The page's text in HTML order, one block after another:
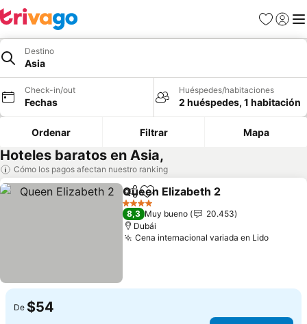
Favoritos
Iniciar
Destino
Asia
Check-in/out
Fechas
Huéspedes/habitaciones
2 huéspedes, 1 habitación
Ordenar Filtrar Mapa
Hoteles baratos en Asia,
Cómo los pagos afectan nuestro ranking
CompartirAgregar a favoritos
Queen Elizabeth 2
4 Estrellas
8,3 Muy bueno
20.453
Dubái
Cena internacional variada en Lido
De $54